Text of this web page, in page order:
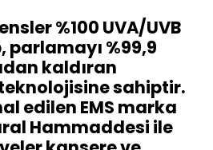
%100 UVA/UVB
parlamayı %99,9
kaldıran
sahiptir.
edilen EMS marka
Hammaddesi ile